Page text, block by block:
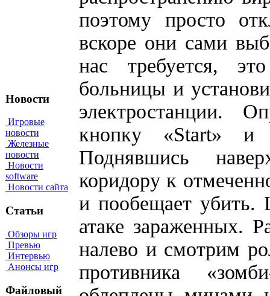
Новости
Игровые
новости
Железные
новости
Новости
software
Новости сайта
Статьи
Обзоры игр
Превью
Интервью
Анонсы игр
Файловый
поэтому просто
вскоре они сами
нас требуется,
больницы и
электростанции.
кнопку «Start» и
Поднявшись
коридору к
и пообещает убить.
атаке зараженных.
налево и смотрим
противника